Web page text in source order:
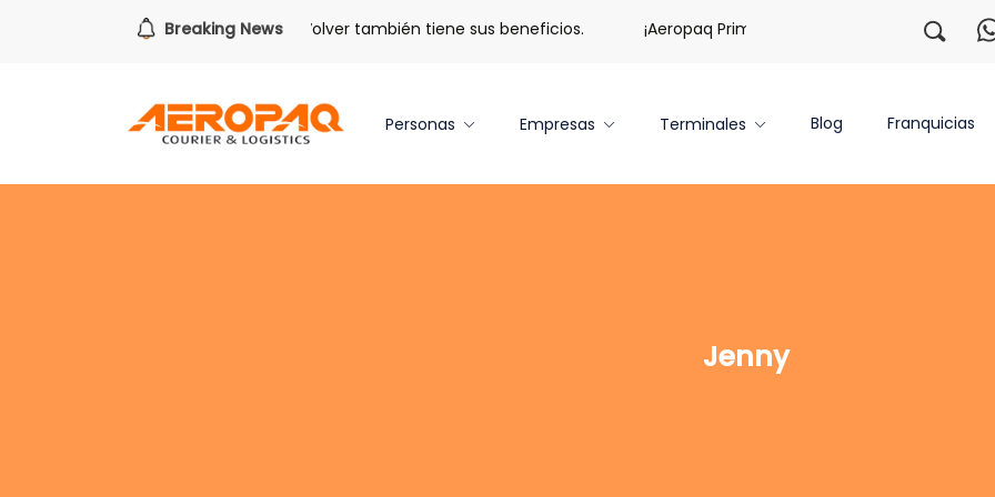
Breaking News
Para todo lo que viene. Volver también tiene sus beneficios. ¡Aeropaq Prime TE DA MÁS! ¡Regístrate
Personas Empresas Terminales Blog Franquicias
Jenny